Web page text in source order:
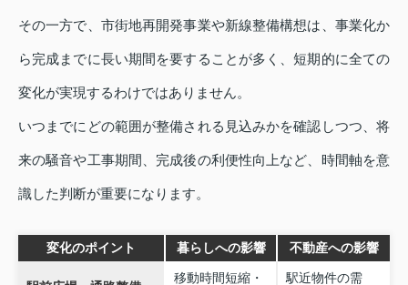
その一方で、市街地再開発事業や新線整備構想は、事業化か
ら完成までに長い期間を要することが多く、短期的に全ての
変化が実現するわけではありません。
いつまでにどの範囲が整備される見込みかを確認しつつ、将
来の騒音や工事期間、完成後の利便性向上など、時間軸を意
識した判断が重要になります。
変化のポイント 暮らしへの影響 不動産への影響
移動時間短縮・
駅近物件の需